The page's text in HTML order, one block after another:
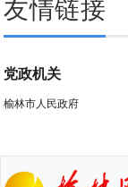
友情链接
党政机关
榆林市人民政府